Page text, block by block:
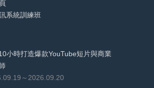
系統訓練班
小時打造爆款YouTube短片與商業
～2026.09.20